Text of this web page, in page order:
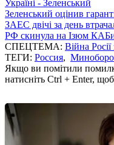
Україні - Зеленський
Зеленський оцінив
ЗАЕС двічі за день
РФ скинула на Ізюм
СПЕЦТЕМА: Війна
ТЕГИ: Россия,
Якщо ви помітили
натисніть Ctrl + Enter,